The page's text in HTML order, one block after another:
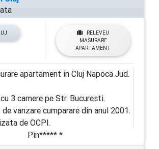
RELEVEU
MASURARE
APARTAMENT
apartament in Cluj Napoca Jud.
3 camere pe Str. Bucuresti.
vanzare cumparare din anul 2001.
de OCPI.
Pin***** *